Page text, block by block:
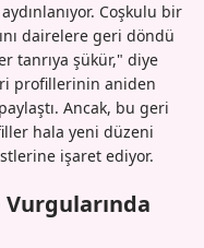
Coşkulu bir
dairelere geri döndü
tanrıya şükür," diye
profillerinin aniden
Ancak, bu geri
hala yeni düzeni
işaret ediyor.